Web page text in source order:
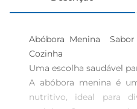
Abóbora Menina
Cozinha
Uma escolha saudável
A abóbora menina é
nutritivo, ideal para